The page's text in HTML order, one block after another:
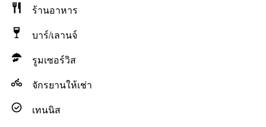
ร้านอาหาร
บาร์/เลานจ์
รูมเซอร์วิส
จักรยานให้เช่า
เทนนิส